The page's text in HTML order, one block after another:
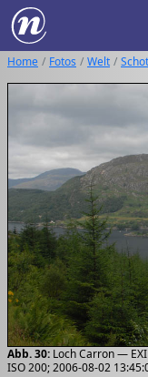
Home Fotos Welt
Abb. 30: Loch Carron —
ISO 200; 2006-08-02